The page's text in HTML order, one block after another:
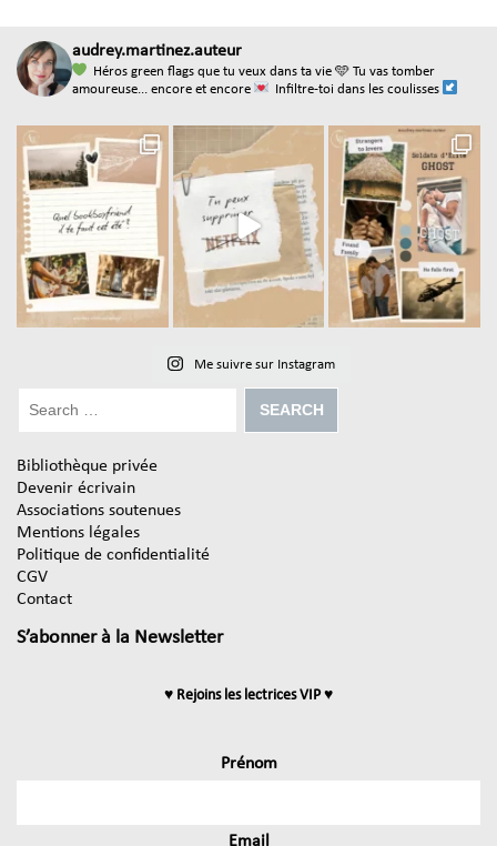
audrey.martinez.auteur
Héros green flags que tu veux dans ta vie 🩵 Tu vas tomber
amoureuse... encore et encore
Infiltre-toi dans les coulisses
Me suivre sur Instagram
Bibliothèque privée
Devenir écrivain
Associations soutenues
Mentions légales
Politique de confidentialité
CGV
Contact
S’abonner à la Newsletter
♥ Rejoins les lectrices VIP ♥
Prénom
Email